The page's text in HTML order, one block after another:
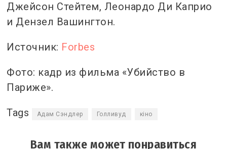
Джейсон Стейтем, Леонардо Ди Каприо
и Дензел Вашингтон.
Источник: Forbes
Фото: кадр из фильма «Убийство в
Париже».
Tags Адам Сэндлер Голливуд кіно
Вам также может понравиться